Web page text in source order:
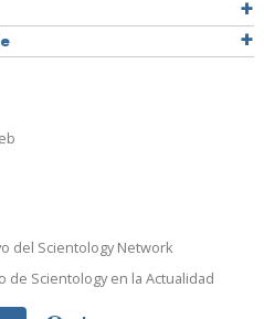
del Scientology Network
de Scientology en la Actualidad